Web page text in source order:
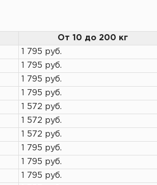
От 10 до 200 кг
1 795 руб.
1 795 руб.
1 795 руб.
1 795 руб.
1 572 руб.
1 572 руб.
1 572 руб.
1 795 руб.
1 795 руб.
1 795 руб.